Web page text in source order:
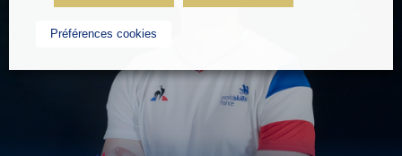
Préférences cookies